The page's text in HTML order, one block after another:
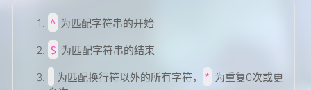
^ 为匹配字符串的开始
$ 为匹配字符串的结束
. 为匹配换行符以外的所有字符， * 为重复0次或更